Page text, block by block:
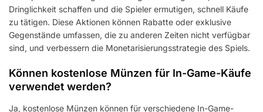
Dringlichkeit schaffen und die Spieler ermutigen, schnell Käufe
zu tätigen. Diese Aktionen können Rabatte oder exklusive
Gegenstände umfassen, die zu anderen Zeiten nicht verfügbar
sind, und verbessern die Monetarisierungsstrategie des Spiels.
Können kostenlose Münzen für In-Game-Käufe
verwendet werden?
Ja, kostenlose Münzen können für verschiedene In-Game-